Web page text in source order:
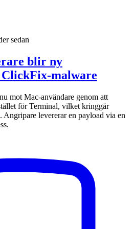
sedan
blir ny
malware
mot Mac-användare genom att
för Terminal, vilket kringgår
levererar en payload via en